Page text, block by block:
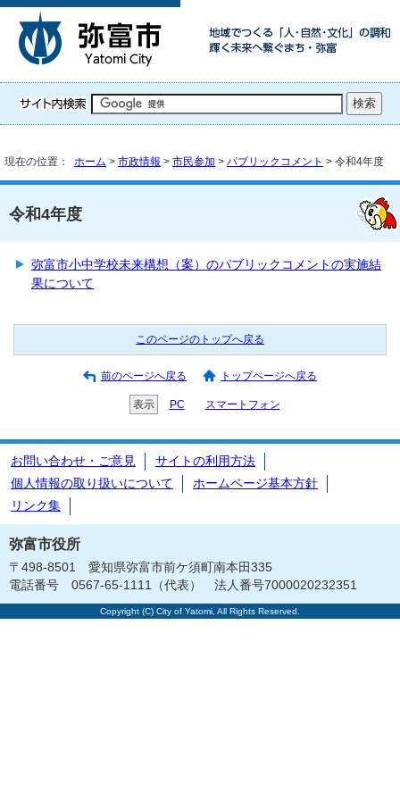
現在の位置： ホーム > 市政情報 > 市民参加 > パブリックコメント > 令和4年度
令和4年度
弥富市小中学校未来構想（案）のパブリックコメントの実施結
果について
このページのトップへ戻る
前のページへ戻る トップページへ戻る
表示 PC スマートフォン
お問い合わせ・ご意見
サイトの利用方法
個人情報の取り扱いについて
ホームページ基本方針
リンク集
弥富市役所
〒498-8501 愛知県弥富市前ケ須町南本田335
電話番号 0567-65-1111（代表） 法人番号7000020232351
Copyright (C) City of Yatomi, All Rights Reserved.